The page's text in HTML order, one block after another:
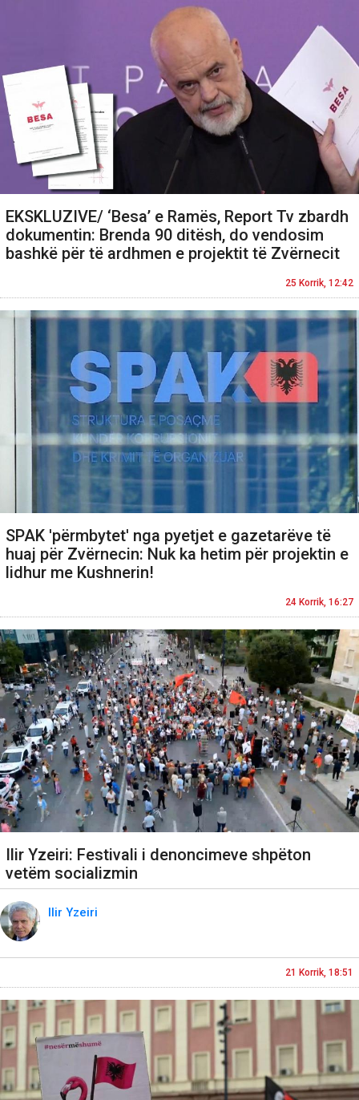
EKSKLUZIVE/ ‘Besa’ e Ramës, Report Tv zbardh
dokumentin: Brenda 90 ditësh, do vendosim
bashkë për të ardhmen e projektit të Zvërnecit
25 Korrik, 12:42
SPAK 'përmbytet' nga pyetjet e gazetarëve të
huaj për Zvërnecin: Nuk ka hetim për projektin e
lidhur me Kushnerin!
24 Korrik, 16:27
Ilir Yzeiri: Festivali i denoncimeve shpëton
vetëm socializmin
Ilir Yzeiri
21 Korrik, 18:51